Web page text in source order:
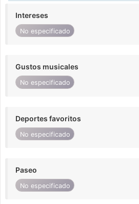
Intereses
No especificado
Gustos musicales
No especificado
Deportes favoritos
No especificado
Paseo
No especificado